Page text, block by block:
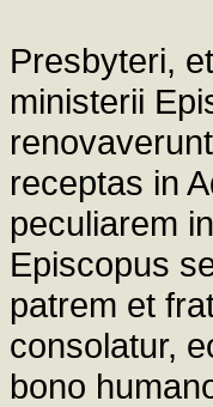
Presbyteri,
ministerii
receptas in
peculiarem
Episcopus
patrem et
consolatur,
bono